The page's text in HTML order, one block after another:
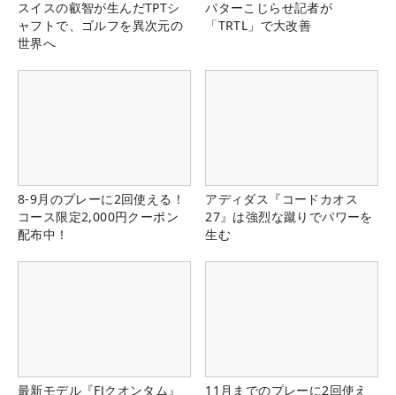
スイスの叡智が生んだTPTシ
ャフトで、ゴルフを異次元の
世界へ
パターこじらせ記者が
「TRTL」で大改善
8-9月のプレーに2回使える！
コース限定2,000円クーポン
配布中！
アディダス『コードカオス
27』は強烈な蹴りでパワーを
生む
最新モデル『FJクオンタム』
11月までのプレーに2回使え